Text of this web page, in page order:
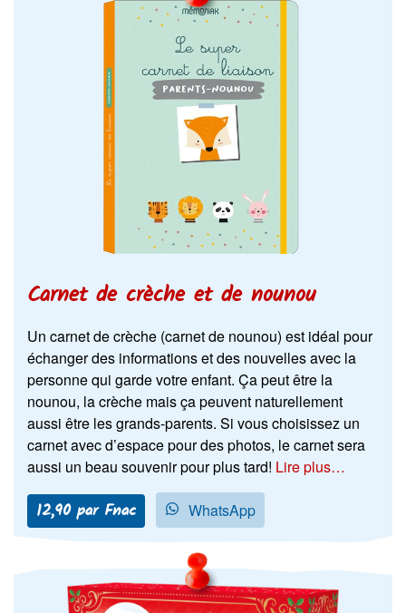
Carnet de crèche et de nounou
Un carnet de crèche (carnet de nounou) est idéal pour
échanger des informations et des nouvelles avec la
personne qui garde votre enfant. Ça peut être la
nounou, la crèche mais ça peuvent naturellement
aussi être les grands-parents. Si vous choisissez un
carnet avec d’espace pour des photos, le carnet sera
aussi un beau souvenir pour plus tard! Lire plus…
12,90 par Fnac WhatsApp